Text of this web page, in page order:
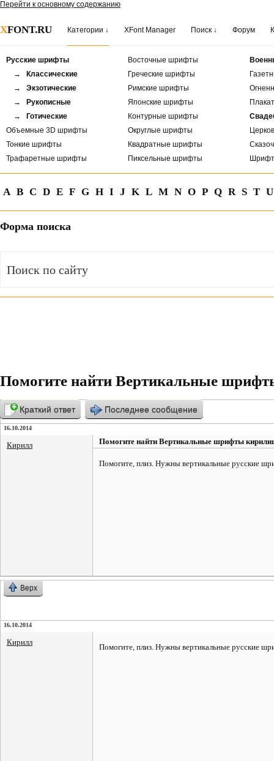
Перейти к основному содержанию
XFONT.RU Категории ↓ XFont Manager Поиск ↓ Форум
Русские шрифты
→ Классические
→ Экзотические
→ Рукописные
→ Готические
Объемные 3D шрифты
Тонкие шрифты
Трафаретные шрифты
Восточные шрифты
Греческие шрифты
Римские шрифты
Японские шрифты
Контурные шрифты
Округлые шрифты
Квадратные шрифты
Пиксельные шрифты
A B C D E F G H I J K L M N O P Q R S T U
Форма поиска
Помогите найти Вертикальные
Краткий ответ Последнее сообщение
16.10.2014
Кирилл Помогите найти Вертикальные шрифты
Помогите, плиз. Нужны вертикальные русские
Верх
16.10.2014
Кирилл
Помогите, плиз. Нужны вертикальные русские